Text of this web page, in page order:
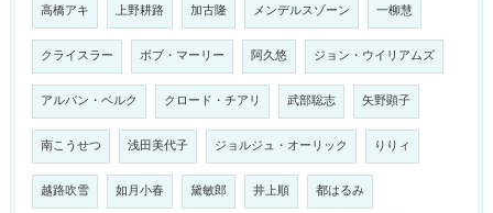
高橋アキ 上野耕路 加古隆 メンデルスゾーン 一柳慧
クライスラー ボブ・マーリー 阿久悠 ジョン・ウイリアムズ
アルバン・ベルク クロード・チアリ 武部聡志 矢野顕子
南こうせつ 浅田美代子 ジョルジュ・オーリック りりィ
越路吹雪 如月小春 黛敏郎 井上順 都はるみ